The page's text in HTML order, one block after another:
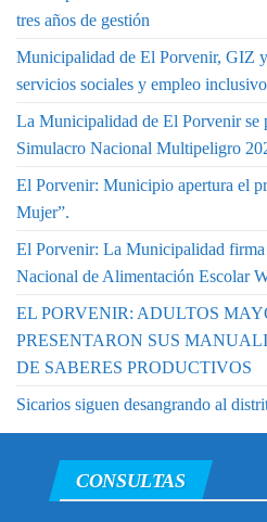
tres años de gestión
Municipalidad de El Porvenir, GIZ
servicios sociales y empleo inclusivo
La Municipalidad de El Porvenir se
Simulacro Nacional Multipeligro
El Porvenir: Municipio apertura el
Mujer”.
El Porvenir: La Municipalidad
Nacional de Alimentación Escolar
EL PORVENIR: ADULTOS
PRESENTARON SUS
DE SABERES PRODUCTIVOS
Sicarios siguen desangrando al
CONSULTAS